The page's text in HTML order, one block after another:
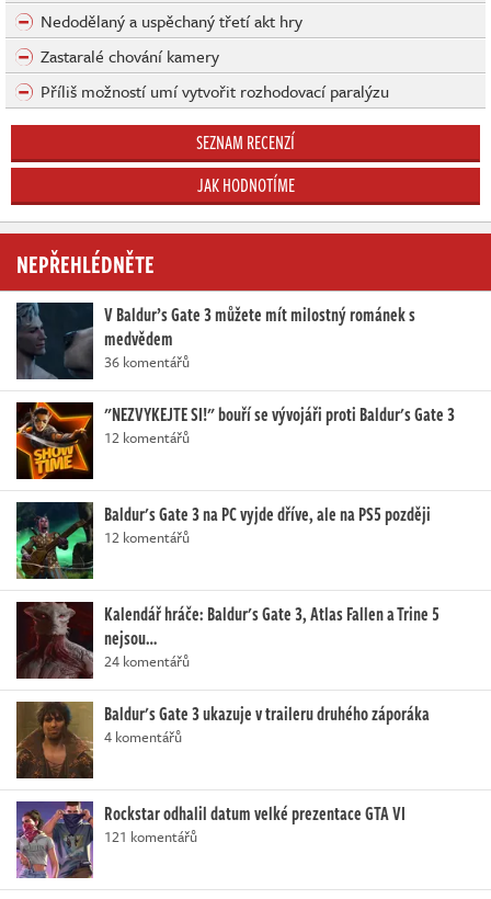
Nedodělaný a uspěchaný třetí akt hry
Zastaralé chování kamery
Příliš možností umí vytvořit rozhodovací paralýzu
SEZNAM RECENZÍ
JAK HODNOTÍME
NEPŘEHLÉDNĚTE
V Baldur’s Gate 3 můžete mít milostný románek s
medvědem
36 komentářů
"NEZVYKEJTE SI!" bouří se vývojáři proti Baldur's Gate 3
12 komentářů
Baldur's Gate 3 na PC vyjde dříve, ale na PS5 později
12 komentářů
Kalendář hráče: Baldur's Gate 3, Atlas Fallen a Trine 5
nejsou…
24 komentářů
Baldur's Gate 3 ukazuje v traileru druhého záporáka
4 komentářů
Rockstar odhalil datum velké prezentace GTA VI
121 komentářů